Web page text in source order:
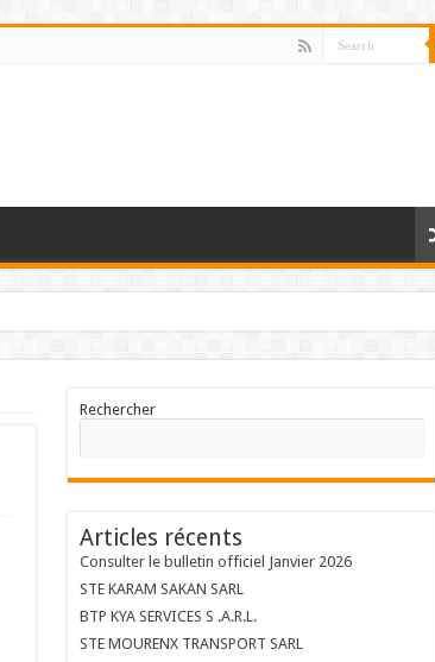
Rechercher
Articles récents
Consulter le bulletin officiel Janvier 2026
STE KARAM SAKAN SARL
BTP KYA SERVICES S .A.R.L.
STE MOURENX TRANSPORT SARL